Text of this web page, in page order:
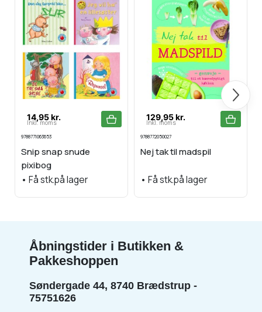
Næste
14,95 kr.
Inkl. moms
9788771063653
Snip snap snude
pixibog
• Få stk.på lager
129,95 kr.
Inkl. moms
9788772050027
Nej tak til madspil
• Få stk.på lager
Åbningstider i Butikken &
Pakkeshoppen
Søndergade 44, 8740 Brædstrup -
75751626